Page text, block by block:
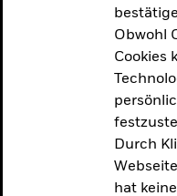
Obwohl
Cookies
Durch
hat